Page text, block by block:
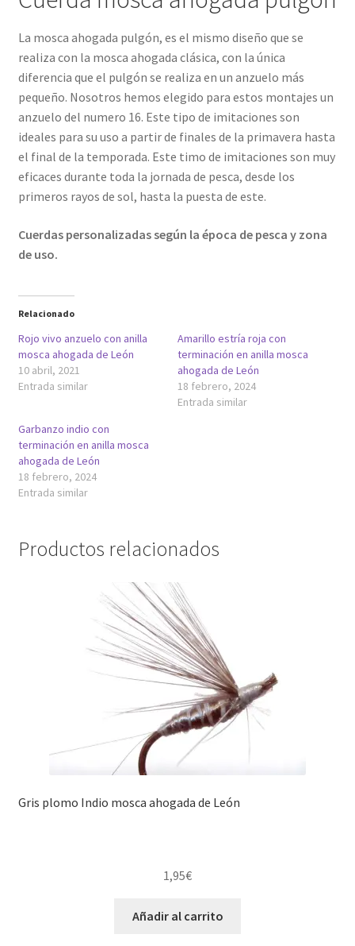
La mosca ahogada pulgón, es el mismo diseño que se
realiza con la mosca ahogada clásica, con la única
diferencia que el pulgón se realiza en un anzuelo más
pequeño. Nosotros hemos elegido para estos montajes un
anzuelo del numero 16. Este tipo de imitaciones son
ideales para su uso a partir de finales de la primavera hasta
el final de la temporada. Este timo de imitaciones son muy
eficaces durante toda la jornada de pesca, desde los
primeros rayos de sol, hasta la puesta de este.
Cuerdas personalizadas según la época de pesca y zona
de uso.
Relacionado
Rojo vivo anzuelo con anilla
mosca ahogada de León
10 abril, 2021
Entrada similar
Amarillo estría roja con
terminación en anilla mosca
ahogada de León
18 febrero, 2024
Entrada similar
Garbanzo indio con
terminación en anilla mosca
ahogada de León
18 febrero, 2024
Entrada similar
Productos relacionados
Gris plomo Indio mosca ahogada de León
1,95€
Añadir al carrito